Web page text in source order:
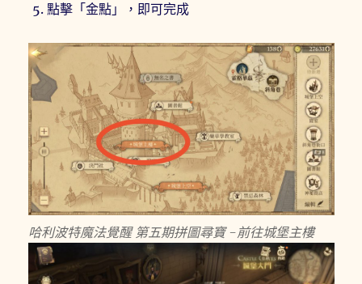
點擊「金點」，即可完成
哈利波特魔法覺醒 第五期拼圖尋寶 -前往城堡主樓